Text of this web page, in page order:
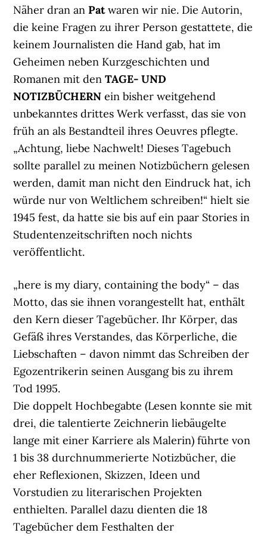
Näher dran anPatwaren wir nie. Die Autorin,
die keine Fragen zu ihrer Person gestattete, die
keinem Journalisten die Hand gab, hat im
Geheimen neben Kurzgeschichten und
Romanen mit denTAGE- UND
NOTIZBÜCHERN ein bisher weitgehend
unbekanntes drittes Werk verfasst, das sie von
früh an als Bestandteil ihres Oeuvres pflegte.
„Achtung, liebe Nachwelt! Dieses Tagebuch
sollte parallel zu meinen Notizbüchern gelesen
werden, damit man nicht den Eindruck hat, ich
würde nur von Weltlichem schreiben!“ hielt sie
1945 fest, da hatte sie bis auf ein paar Stories in
Studentenzeitschriften noch nichts
veröffentlicht.
„here is my diary, containing the body“ – das
Motto, das sie ihnen vorangestellt hat, enthält
den Kern dieser Tagebücher. Ihr Körper, das
Gefäß ihres Verstandes, das Körperliche, die
Liebschaften – davon nimmt das Schreiben der
Egozentrikerin seinen Ausgang bis zu ihrem
Tod 1995.
Die doppelt Hochbegabte (Lesen konnte sie mit
drei, die talentierte Zeichnerin liebäugelte
lange mit einer Karriere als Malerin) führte von
1 bis 38 durchnummerierte Notizbücher, die
eher Reflexionen, Skizzen, Ideen und
Vorstudien zu literarischen Projekten
enthielten. Parallel dazu dienten die 18
Tagebücher dem Festhalten der